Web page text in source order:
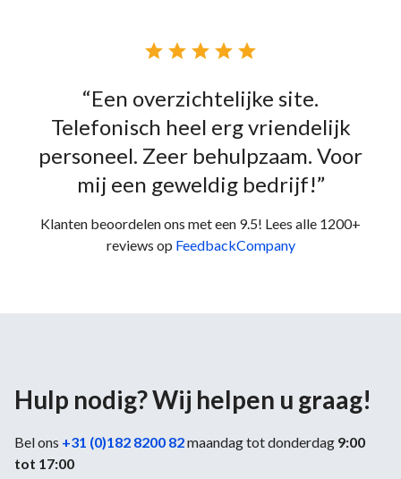
    
“Een overzichtelijke site.
Telefonisch heel erg vriendelijk
personeel. Zeer behulpzaam. Voor
mij een geweldig bedrijf!”
Klanten beoordelen ons met een 9.5! Lees alle 1200+
reviews op FeedbackCompany
Hulp nodig? Wij helpen u graag!
Bel ons +31 (0)182 8200 82maandag tot donderdag 9:00
tot 17:00